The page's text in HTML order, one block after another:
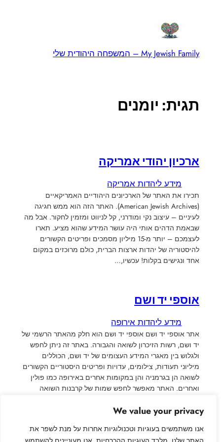
We value your privacy
אנו משתמשים בעוגיות וטכנולוגיות אחרות על מנת לשפר את
My Jewish Family – המשפחה היהודית שלי
תגית: יומנים
ארכיון יהודי אמריקה
מידע ליהדות אמריקה
תכירו את האתר של הארכיונים היהודיים האמריקאיים
(American Jewish Archives). האתר הזה הוא ממש חגיגה
לעיניים – עיצוב נקי ומודרני, קל לניווט ומזמין לחקור. אבל מה
שבאמת הדהים אותי היה עושר המידע שהוא מציע. תארו
לעצמכם – יותר מ-15 מיליון מסמכים ופריטים הקשורים
להיסטוריה של יהדות ארצות הברית, כולם מרוכזים במקום
אחד ונגישים בקלות! עכשיו,…
אוספי יד ושם
מידע ליהדות אירופה
אתר אוספי יד ושם אוספי יד ושם הוא חלק מהאתר הרשמי של
יד ושם, רשות הזיכרון לשואה והגבורה. באתר זה ניתן לחפש
ולגלוש בין מאגרי המידע העצומים של יד ושם, הכוללים
מיליוני תעודות, צילומים, עדויות ופריטים היסטוריים הקשורים
לשואה הן בגרמניה והן במקומות אחרים באירופה כמו פולין
ואחרים. האתר מאפשר לחפש שמות של קרבנות השואה